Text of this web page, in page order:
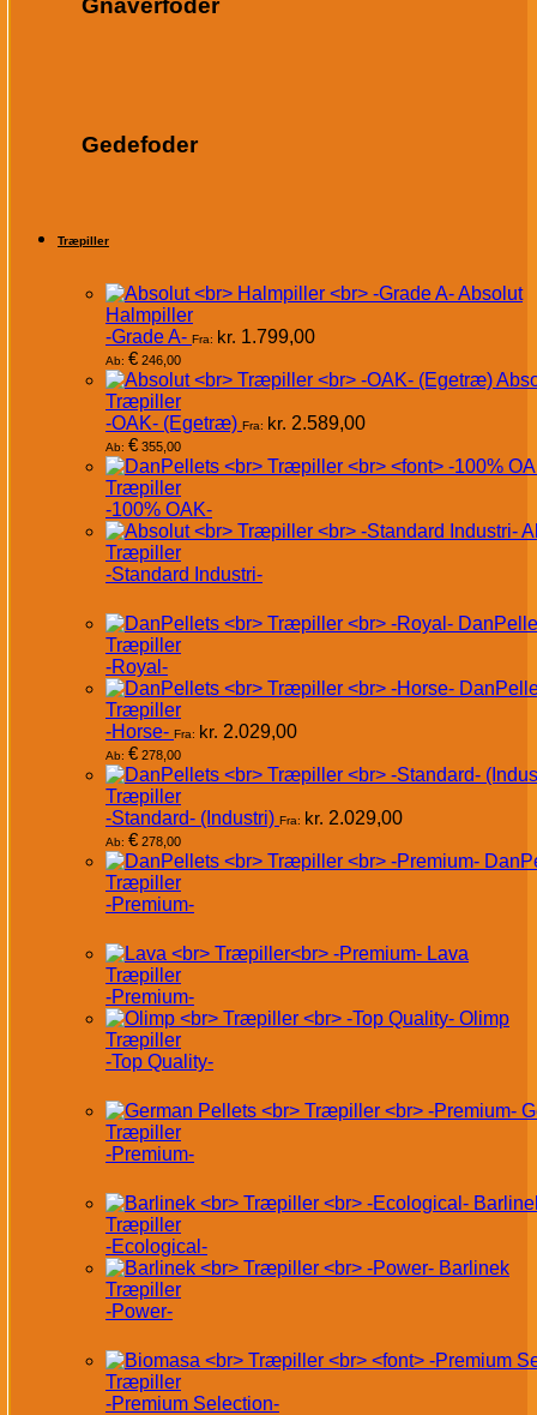
Gnaverfoder
Gedefoder
Træpiller
Absolut
Halmpiller
-Grade A- Fra: kr. 1.799,00
Ab: € 246,00
Træpiller
-OAK- (Egetræ) Fra: kr. 2.589,00
Ab: € 355,00
Træpiller
-100% OAK-
Træpiller
-Standard Industri-
Træpiller
-Royal-
Træpiller
-Horse- Fra: kr. 2.029,00
Ab: € 278,00
Træpiller
-Standard- (Industri) Fra: kr. 2.029,00
Ab: € 278,00
Træpiller
-Premium-
Lava
Træpiller
-Premium-
Olimp
Træpiller
-Top Quality-
Træpiller
-Premium-
Træpiller
-Ecological-
Barlinek
Træpiller
-Power-
Træpiller
-Premium Selection-